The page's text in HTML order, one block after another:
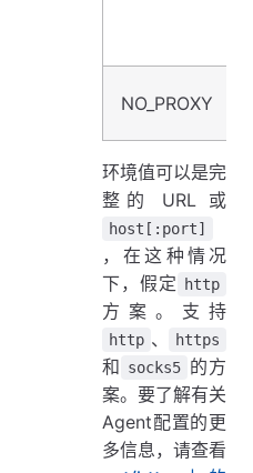
NO_PROXY
环境值可以是完
整的 URL 或
host[:port]
，在这种情况
下，假定
http
方案。支持
http 、 https
和 socks5 的方
案。要了解有关
Agent配置的更
多信息，请查看